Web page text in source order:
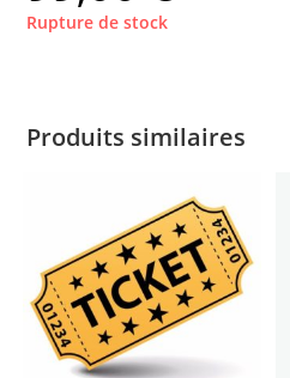
Rupture de stock
Produits similaires